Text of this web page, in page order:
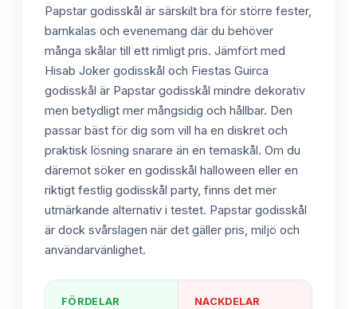
Papstar godisskål är särskilt bra för större fester,
barnkalas och evenemang där du behöver
många skålar till ett rimligt pris. Jämfört med
Hisab Joker godisskål och Fiestas Guirca
godisskål är Papstar godisskål mindre dekorativ
men betydligt mer mångsidig och hållbar. Den
passar bäst för dig som vill ha en diskret och
praktisk lösning snarare än en temaskål. Om du
däremot söker en godisskål halloween eller en
riktigt festlig godisskål party, finns det mer
utmärkande alternativ i testet. Papstar godisskål
är dock svårslagen när det gäller pris, miljö och
användarvänlighet.
FÖRDELAR NACKDELAR